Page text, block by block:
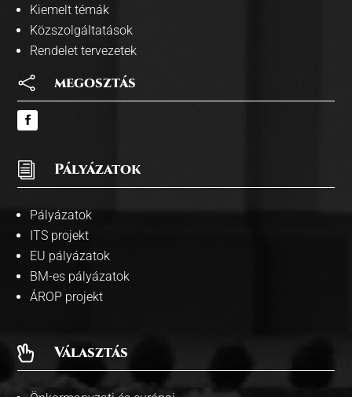
Kiemelt témák
Közszolgáltatások
Rendelet tervezetek
 megosztás
i Pályázatok
Pályázatok
ITS projekt
EU pályázatok
BM-es pályázatok
ÁROP projekt
 Választás